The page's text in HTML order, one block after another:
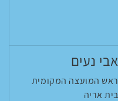
אבי נעים
ראש המועצה המקומית
בית אריה